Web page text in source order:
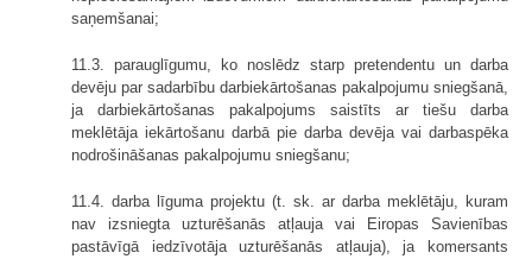
saņemšanai;
11.3. parauglīgumu, ko noslēdz starp pretendentu un darba
devēju par sadarbību darbiekārtošanas pakalpojumu sniegšanā,
ja darbiekārtošanas pakalpojums saistīts ar tiešu darba
meklētāja iekārtošanu darbā pie darba devēja vai darbaspēka
nodrošināšanas pakalpojumu sniegšanu;
11.4. darba līguma projektu (t. sk. ar darba meklētāju, kuram
nav izsniegta uzturēšanās atļauja vai Eiropas Savienības
pastāvīgā iedzīvotāja uzturēšanās atļauja), ja komersants